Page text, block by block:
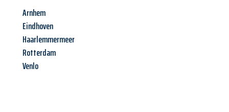
Arnhem
Eindhoven
Haarlemmermeer
Rotterdam
Venlo